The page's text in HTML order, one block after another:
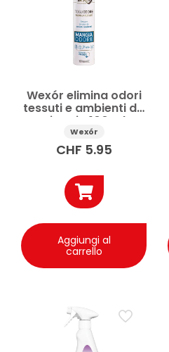
Spray ambiente
Wexór elimina odori
tessuti e ambienti da
viaggio 100 ml
Wexór
CHF 5.95
Aggiungi al
carrello